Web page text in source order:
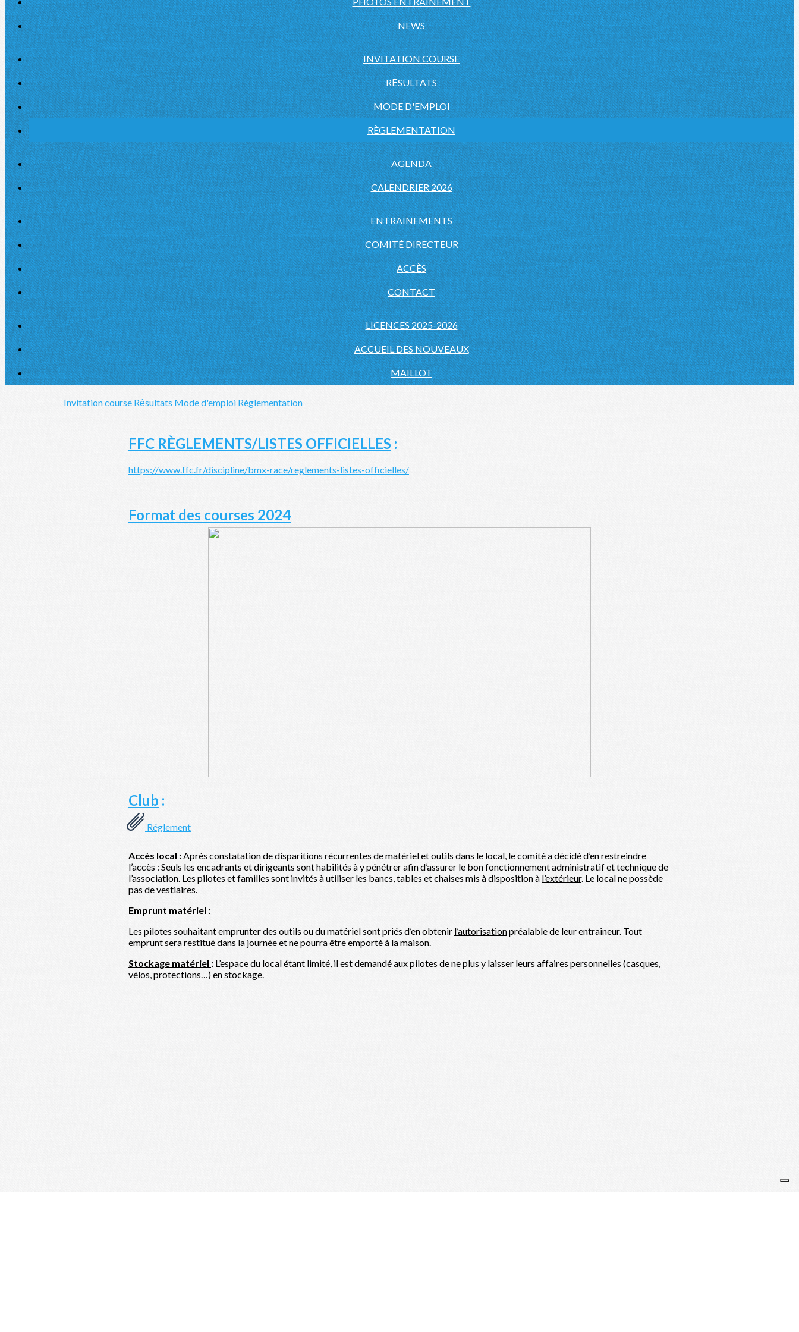
NEWS
INVITATION COURSE
RĖSULTATS
MODE D'EMPLOI
RÈGLEMENTATION
AGENDA
CALENDRIER 2026
ENTRAINEMENTS
COMITÉ DIRECTEUR
ACCÈS
CONTACT
LICENCES 2025-2026
ACCUEIL DES NOUVEAUX
MAILLOT
Invitation course Rėsultats Mode d'emploi Règlementation
FFC RÈGLEMENTS/LISTES OFFICIELLES :
https://www.ffc.fr/discipline/bmx-race/reglements-listes-officielles/
Format des courses 2024
Club :
Réglement
Accès local :Après constatation de disparitions récurrentes de matériel et outils dans le local, le comité a décidé d’en restreindre
l’accès : Seuls les encadrants et dirigeants sont habilités à y pénétrer afin d’assurer le bon fonctionnement administratif et technique de
l’association. Les pilotes et familles sont invités à utiliser les bancs, tables et chaises mis à disposition à l’extérieur. Le local ne possède
pas de vestiaires.
Emprunt matériel :
Les pilotes souhaitant emprunter des outils ou du matériel sont priés d’en obtenir l’autorisationpréalable de leur entraîneur. Tout
emprunt sera restituédans la journéeet ne pourra être emporté à la maison.
Stockage matériel : L’espace du local étant limité, il est demandé aux pilotes de ne plus y laisser leurs affaires personnelles (casques,
vélos, protections…) en stockage.